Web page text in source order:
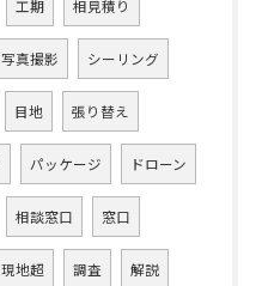
工期 相見積り
写真撮影 シーリング
目地 張り替え
パッケージ ドローン
相談窓口 窓口
現地超 調査 解説